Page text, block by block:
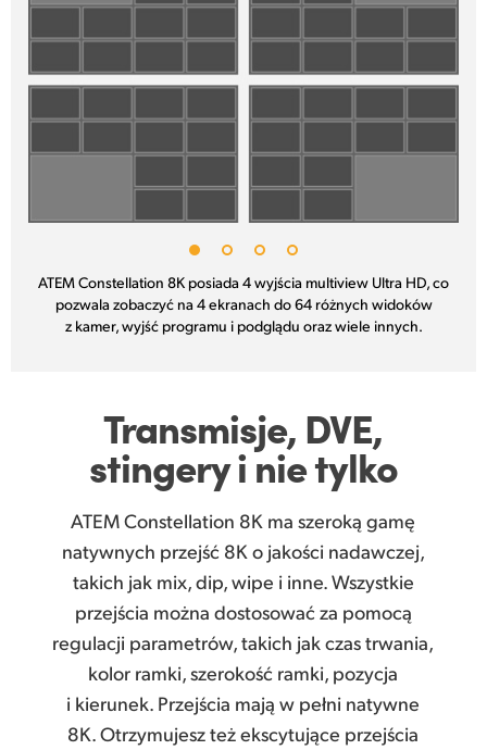
ATEM Constellation 8K posiada 4 wyjścia multiview Ultra HD, co
pozwala zobaczyć na 4 ekranach do 64 różnych widoków
z kamer, wyjść programu i podglądu oraz wiele innych.
Transmisje, DVE,
stingery i nie tylko
ATEM Constellation 8K ma szeroką gamę
natywnych przejść 8K o jakości nadawczej,
takich jak mix, dip, wipe i inne. Wszystkie
przejścia można dostosować za pomocą
regulacji parametrów, takich jak czas trwania,
kolor ramki, szerokość ramki, pozycja
i kierunek. Przejścia mają w pełni natywne
8K. Otrzymujesz też ekscytujące przejścia